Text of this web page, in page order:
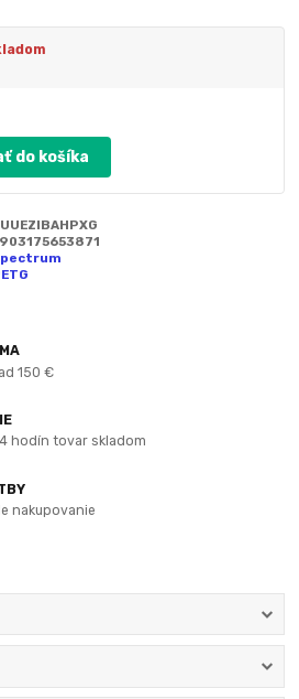
do košíka
150 €
hodín tovar skladom
nakupovanie